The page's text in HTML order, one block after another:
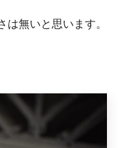
無いと思います。